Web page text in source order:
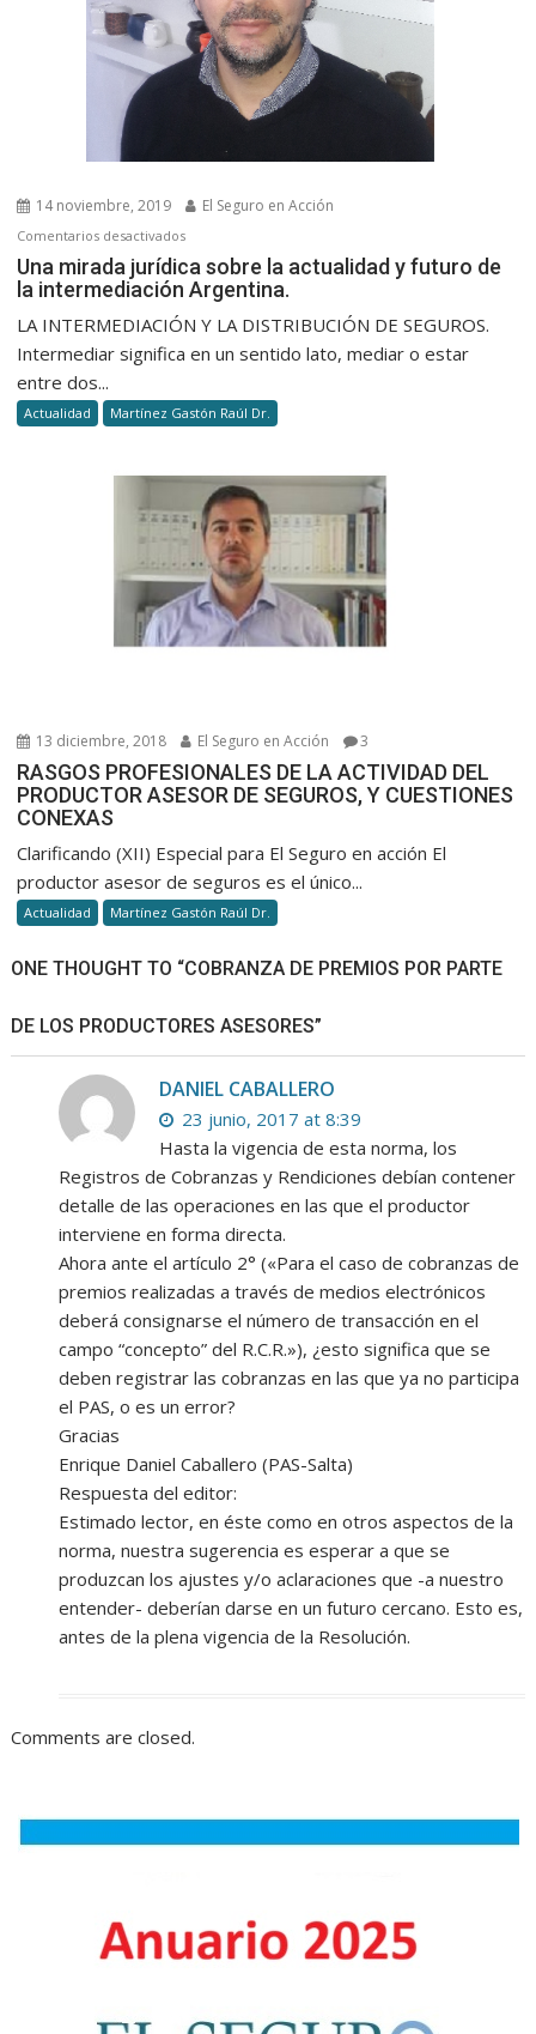
14 noviembre, 2019 El Seguro en Acción
Comentarios desactivadosen
Una
mirada
la
y
de
intermediación
Argentina.
Una mirada jurídica sobre la actualidad y futuro de
la intermediación Argentina.
LA INTERMEDIACIÓN Y LA DISTRIBUCIÓN DE SEGUROS.
Intermediar significa en un sentido lato, mediar o estar
entre dos...
Actualidad Martínez Gastón Raúl Dr.
13 diciembre, 2018 El Seguro en Acción 3
RASGOS PROFESIONALES DE LA ACTIVIDAD DEL
PRODUCTOR ASESOR DE SEGUROS, Y CUESTIONES
CONEXAS
Clarificando (XII) Especial para El Seguro en acción El
productor asesor de seguros es el único...
Actualidad Martínez Gastón Raúl Dr.
ONE THOUGHT TO “COBRANZA DE PREMIOS POR PARTE
DE LOS PRODUCTORES ASESORES”
DANIEL CABALLERO
23 junio, 2017 at 8:39
Hasta la vigencia de esta norma, los
Registros de Cobranzas y Rendiciones debían contener
detalle de las operaciones en las que el productor
interviene en forma directa.
Ahora ante el artículo 2° («Para el caso de cobranzas de
premios realizadas a través de medios electrónicos
deberá consignarse el número de transacción en el
campo “concepto” del R.C.R.»), ¿esto significa que se
deben registrar las cobranzas en las que ya no participa
el PAS, o es un error?
Gracias
Enrique Daniel Caballero (PAS-Salta)
Respuesta del editor:
Estimado lector, en éste como en otros aspectos de la
norma, nuestra sugerencia es esperar a que se
produzcan los ajustes y/o aclaraciones que -a nuestro
entender- deberían darse en un futuro cercano. Esto es,
antes de la plena vigencia de la Resolución.
Comments are closed.